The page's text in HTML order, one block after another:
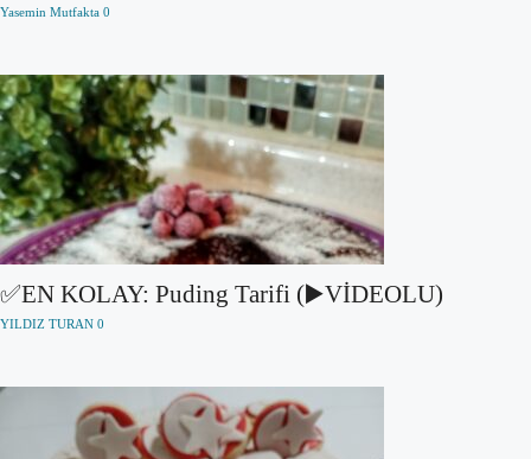
Yasemin Mutfakta 0
✅EN KOLAY: Puding Tarifi (▶️VİDEOLU)
YILDIZ TURAN 0